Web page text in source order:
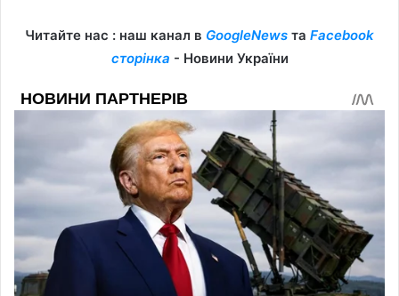
Читайте нас : наш канал в GoogleNews та Facebook
сторінка - Новини України